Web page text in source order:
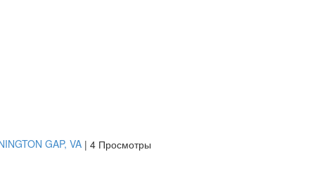
GAP, VA | 4 Просмотры